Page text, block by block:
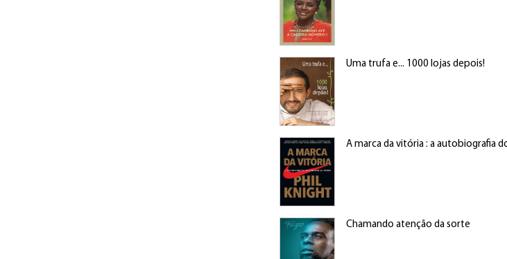
Uma trufa e... 1000 lojas depois!
A marca da vitória : a autobiografia
Chamando atenção da sorte